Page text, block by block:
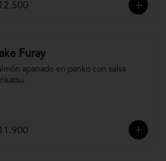
Furay
apanado en panko con salsa